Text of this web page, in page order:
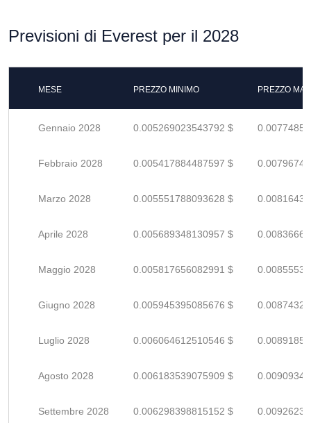
Previsioni di Everest per il 2028
MESE PREZZO MINIMO PREZZO
Gennaio 2028 0.005269023543792 $
Febbraio 2028 0.005417884487597 $
Marzo 2028 0.005551788093628 $
Aprile 2028 0.005689348130957 $
Maggio 2028 0.005817656082991 $
Giugno 2028 0.005945395085676 $
Luglio 2028 0.006064612510546 $
Agosto 2028 0.006183539075909 $
Settembre 2028 0.006298398815152 $